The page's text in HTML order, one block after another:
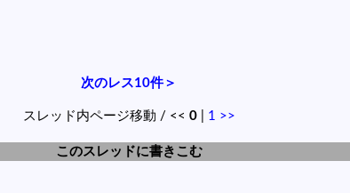
次のレス10件＞
スレッド内ページ移動 / << 0| 1 >>
このスレッドに書きこむ